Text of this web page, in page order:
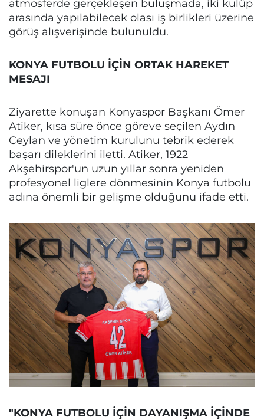
atmosferde gerçekleşen buluşmada, iki kulüp
arasında yapılabilecek olası iş birlikleri üzerine
görüş alışverişinde bulunuldu.
KONYA FUTBOLU İÇİN ORTAK HAREKET
MESAJI
Ziyarette konuşan Konyaspor Başkanı Ömer
Atiker, kısa süre önce göreve seçilen Aydın
Ceylan ve yönetim kurulunu tebrik ederek
başarı dileklerini iletti. Atiker, 1922
Akşehirspor'un uzun yıllar sonra yeniden
profesyonel liglere dönmesinin Konya futbolu
adına önemli bir gelişme olduğunu ifade etti.
"KONYA FUTBOLU İÇİN DAYANIŞMA İÇİNDE